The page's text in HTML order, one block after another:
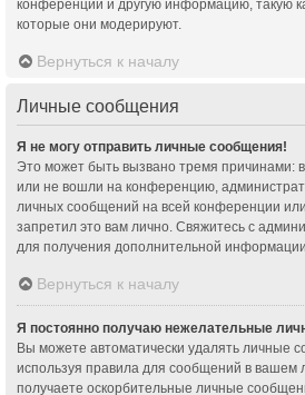
конференции и другую информацию, такую
которые они модерируют.
Вернуться к началу
Личные сообщения
Я не могу отправить личные сообщения!
Это может быть вызвано тремя причинами:
или не вошли на конференцию,
личных сообщений на всей конференции
запретил это вам лично. Свяжитесь с
для получения дополнительной информации.
Вернуться к началу
Я постоянно получаю нежелательные
Вы можете автоматически удалять личные
используя правила для сообщений в вашем
получаете оскорбительные личные